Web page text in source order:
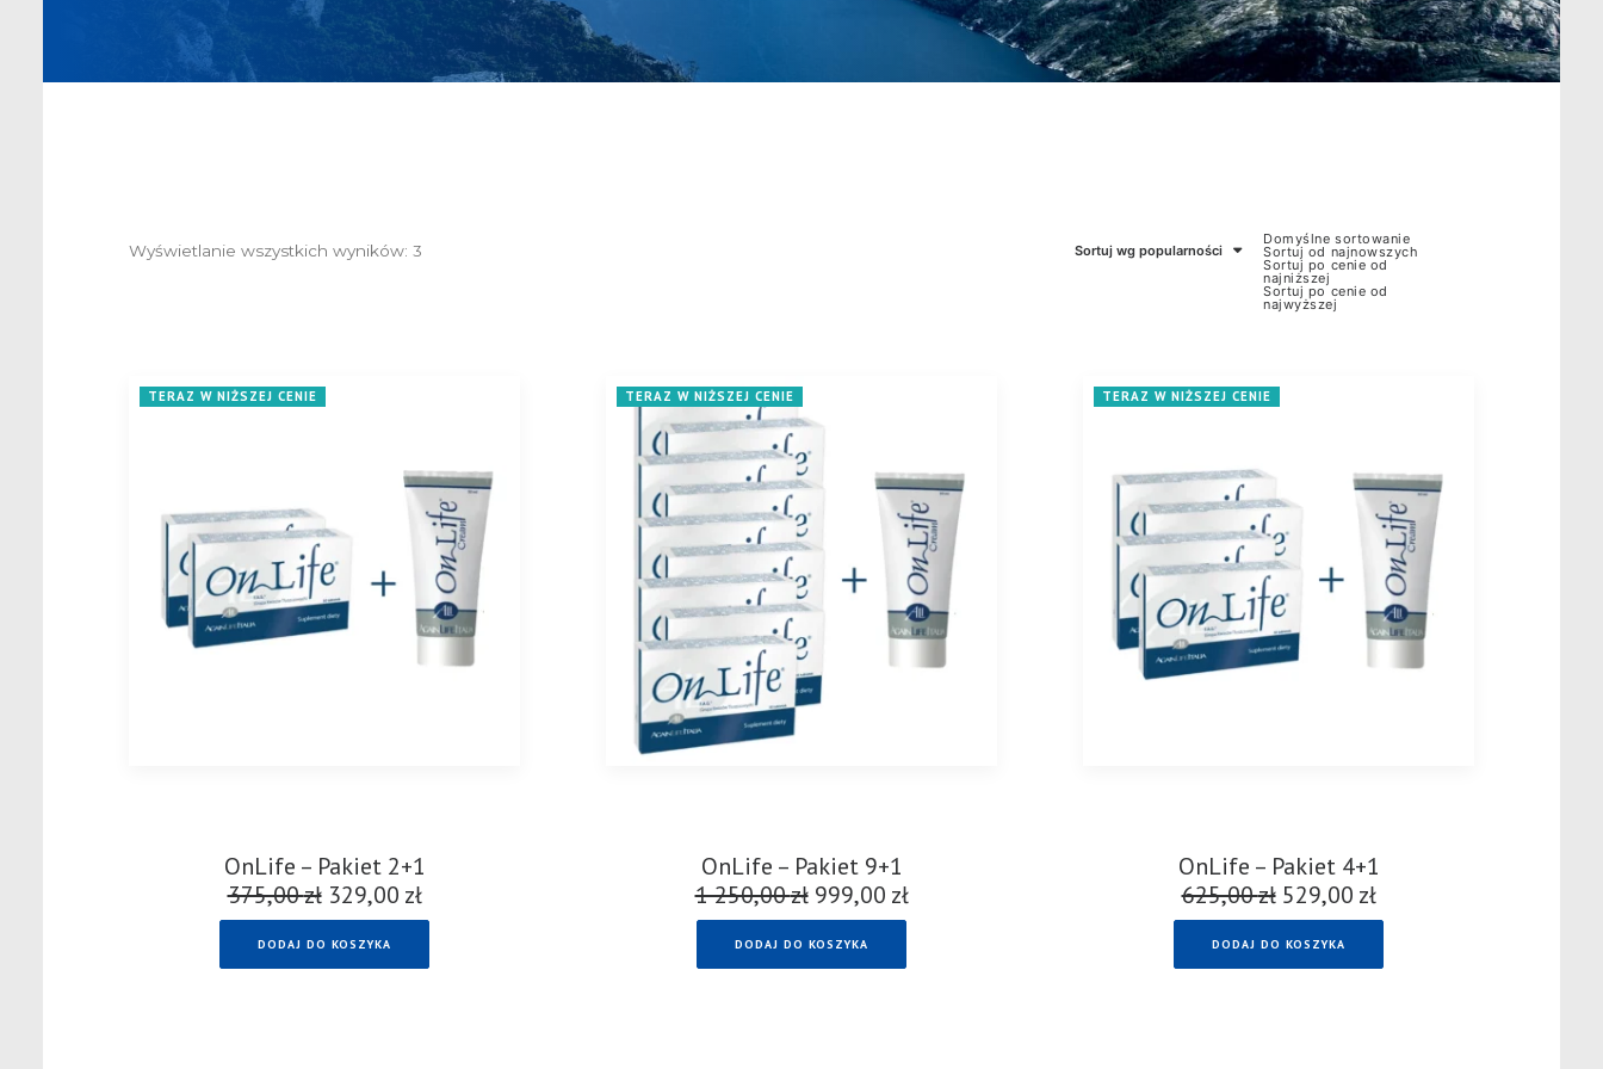
Wyświetlanie wszystkich wyników: 3 Sortuj wg popularności
Domyślne sortowanie
Sortuj od najnowszych
Sortuj po cenie od
najniższej
Sortuj po cenie od
najwyższej
TERAZ W NIŻSZEJ CENIE
OnLife – Pakiet 2+1
375,00zł Pierwotna
cena
wynosiła:
329,00 złAktualna
cena
DODAJ DO KOSZYKA
TERAZ W NIŻSZEJ CENIE
OnLife – Pakiet 9+1
1 250,00zł Pierwotna
cena
wynosiła:
999,00 złAktualna
DODAJ DO KOSZYKA
TERAZ W NIŻSZEJ CENIE
OnLife – Pakiet 4+1
625,00zł Pierwotna
cena
wynosiła:
529,00 złAktualna
cena
DODAJ DO KOSZYKA